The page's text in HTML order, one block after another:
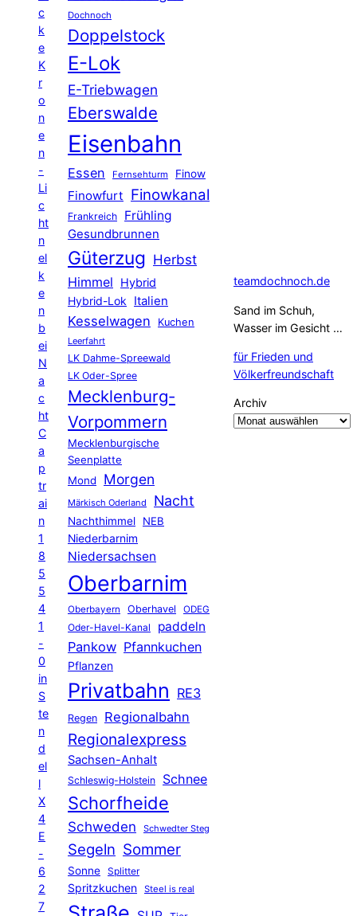
c
k
e
K
r
o
n
e
n
-
Li
c
ht
n
el
k
e
n
b
ei
N
a
c
ht
C
a
p
tr
ai
n
1
8
5
5
4
1
-
0
in
S
te
n
d
el
l
X
4
E
-
6
2
7
Dochnoch
Doppelstock
E-Lok
E-Triebwagen
Eberswalde
Eisenbahn
Essen Fernsehturm Finow
Finowfurt Finowkanal
Frankreich Frühling
Gesundbrunnen
Güterzug Herbst
Himmel
Hybrid
Hybrid-Lok Italien
Kesselwagen Kuchen
Leerfahrt
LK Dahme-Spreewald
LK Oder-Spree
Mecklenburg-
Vorpommern
Mecklenburgische
Seenplatte
Mond
Morgen
Märkisch Oderland Nacht
Nachthimmel
NEB
Niederbarnim
Niedersachsen
Oberbarnim
Oberbayern Oberhavel ODEG
Oder-Havel-Kanal paddeln
Pankow Pfannkuchen
Pflanzen
Privatbahn RE3
Regen Regionalbahn
Regionalexpress
Sachsen-Anhalt
Schleswig-Holstein Schnee
Schorfheide
Schweden Schwedter Steg
Segeln Sommer
Sonne Splitter
Spritzkuchen Steel is real
teamdochnoch.de
Sand im Schuh,
Wasser im Gesicht …
für Frieden und
Völkerfreundschaft
Archiv